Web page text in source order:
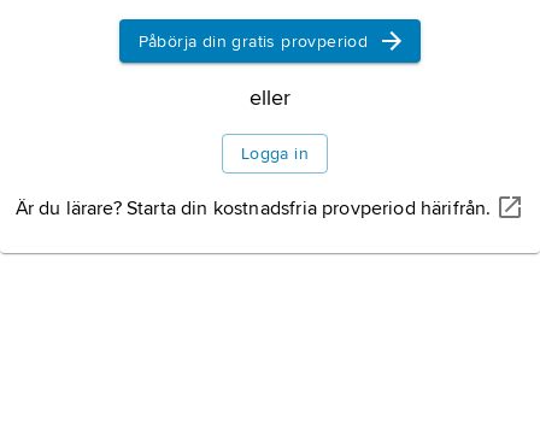
Information om artikeln
Påbörja din gratis provperiod
eller
Logga in
Är du lärare? Starta din kostnadsfria provperiod härifrån.